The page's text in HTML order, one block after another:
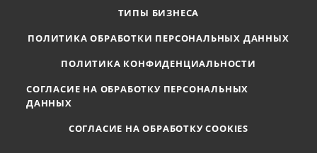
ТИПЫ БИЗНЕСА
ПОЛИТИКА ОБРАБОТКИ ПЕРСОНАЛЬНЫХ ДАННЫХ
ПОЛИТИКА КОНФИДЕНЦИАЛЬНОСТИ
СОГЛАСИЕ НА ОБРАБОТКУ ПЕРСОНАЛЬНЫХ
ДАННЫХ
СОГЛАСИЕ НА ОБРАБОТКУ COOKIES